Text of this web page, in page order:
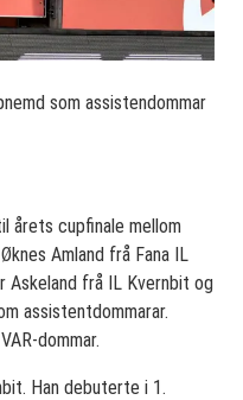
som assistendommar
årets cupfinale mellom
Amland frå Fana IL
Askeland frå IL Kvernbit og
assistentdommarar.
dommar.
Han debuterte i 1.